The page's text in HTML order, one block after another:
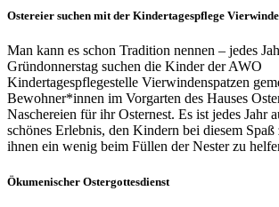
Ostereier suchen mit der Kindertagespflege
Man kann es schon Tradition nennen – jedes
Gründonnerstag suchen die Kinder der AWO
Kindertagespflegestelle Vierwindenspatzen
Bewohner*innen im Vorgarten des Hauses
Naschereien für ihr Osternest. Es ist jedes Jahr
schönes Erlebnis, den Kindern bei diesem Spaß
ihnen ein wenig beim Füllen der Nester zu
Ökumenischer Ostergottesdienst